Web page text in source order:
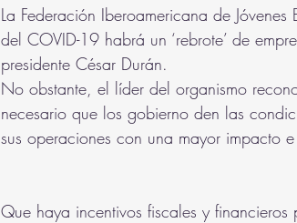
La Federación Iberoamericana de
del COVID-19 habrá un ‘rebrote’ de
presidente César Durán.
No obstante, el líder del organismo
necesario que los gobierno den las
sus operaciones con una mayor impacto
Que haya incentivos fiscales y